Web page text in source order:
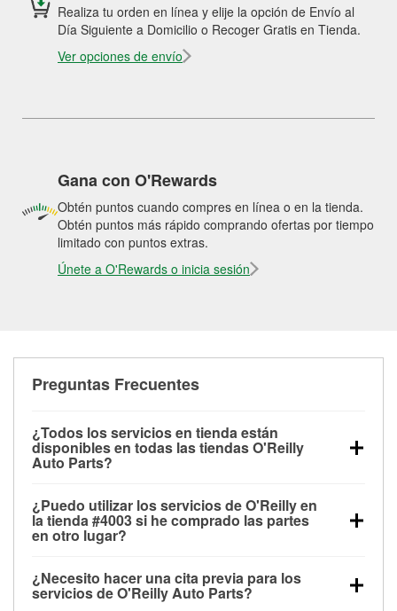
Realiza tu orden en línea y elije la opción de Envío al
Día Siguiente a Domicilio o Recoger Gratis en Tienda.
Ver opciones de envío
Gana con O'Rewards
Obtén puntos cuando compres en línea o en la tienda.
Obtén puntos más rápido comprando ofertas por tiempo
limitado con puntos extras.
Únete a O'Rewards o inicia sesión
Preguntas Frecuentes
¿Todos los servicios en tienda están
disponibles en todas las tiendas O'Reilly
Auto Parts?
las pruebas de batería, pruebas de alternador y
motor de arranque, revisión de la luz “Check Engine”
con O'Reilly VeriScan® e instalación de
limpiaparabrisas o bombillas, están disponibles en
todas las tiendas O'Reilly Auto Parts. La tienda
¿Puedo utilizar los servicios de O'Reilly en
la tienda #4003 si he comprado las partes
en otro lugar?
de O'Reilly Auto Parts que estén disponibles en la
tienda #4003 de Mount Clemens, MI aunque hayas
¿Necesito hacer una cita previa para los
servicios de O'Reilly Auto Parts?